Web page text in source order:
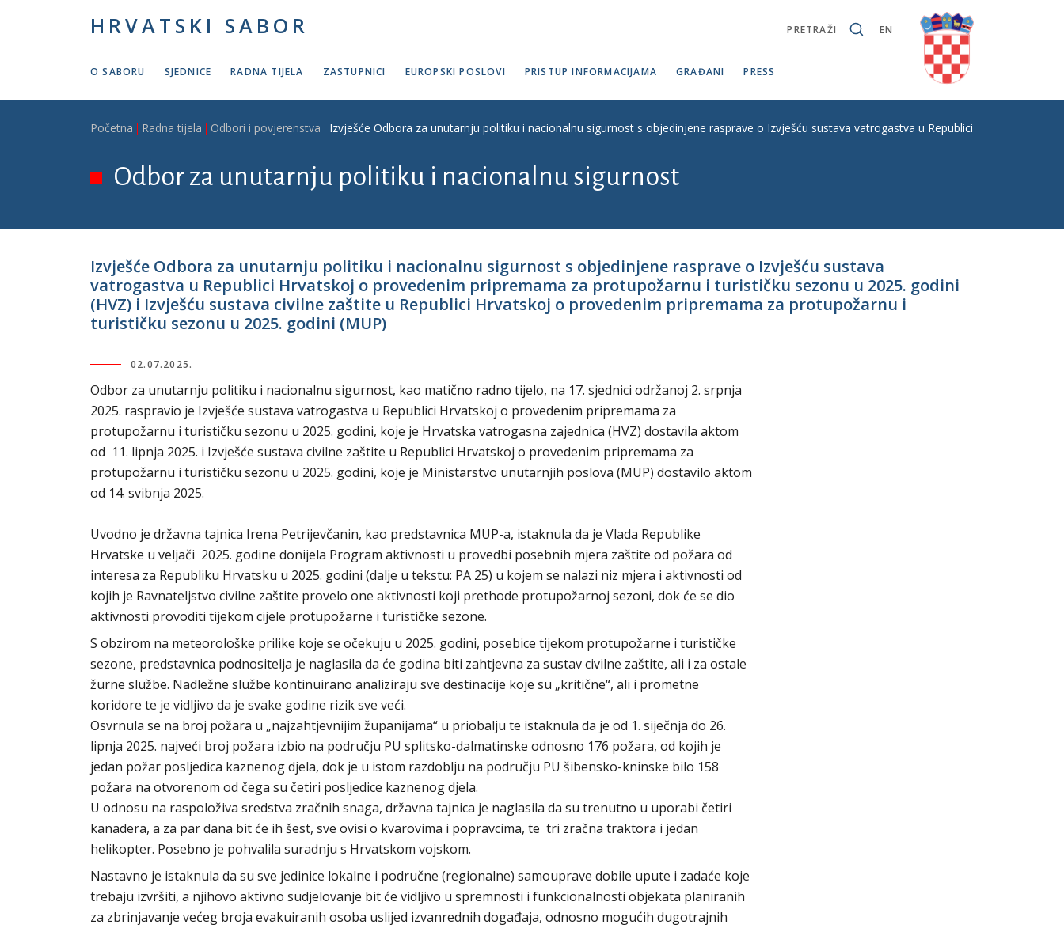
HRVATSKI SABOR EN
PRETRAŽI
O SABORU SJEDNICE RADNA TIJELA ZASTUPNICI EUROPSKI POSLOVI PRISTUP INFORMACIJAMA GRAĐANI PRESS
Breadcrumb
Početna Radna tijela Odbori i povjerenstva Izvješće Odbora za unutarnju politiku i nacionalnu sigurnost s objedinjene rasprave o Izvješću sustava vatrogastva u Republici Hrvatskoj o
Odbor za unutarnju politiku i nacionalnu sigurnost
Izvješće Odbora za unutarnju politiku i nacionalnu sigurnost s objedinjene rasprave o Izvješću sustava
vatrogastva u Republici Hrvatskoj o provedenim pripremama za protupožarnu i turističku sezonu u 2025. godini
(HVZ) i Izvješću sustava civilne zaštite u Republici Hrvatskoj o provedenim pripremama za protupožarnu i
turističku sezonu u 2025. godini (MUP)
02.07.2025.
Odbor za unutarnju politiku i nacionalnu sigurnost, kao matično radno tijelo, na 17. sjednici održanoj 2. srpnja
2025. raspravio je Izvješće sustava vatrogastva u Republici Hrvatskoj o provedenim pripremama za
protupožarnu i turističku sezonu u 2025. godini, koje je Hrvatska vatrogasna zajednica (HVZ) dostavila aktom
od 11. lipnja 2025. i Izvješće sustava civilne zaštite u Republici Hrvatskoj o provedenim pripremama za
protupožarnu i turističku sezonu u 2025. godini, koje je Ministarstvo unutarnjih poslova (MUP) dostavilo aktom
od 14. svibnja 2025.
Uvodno je državna tajnica Irena Petrijevčanin, kao predstavnica MUP-a, istaknula da je Vlada Republike
Hrvatske u veljači 2025. godine donijela Program aktivnosti u provedbi posebnih mjera zaštite od požara od
interesa za Republiku Hrvatsku u 2025. godini (dalje u tekstu: PA 25) u kojem se nalazi niz mjera i aktivnosti od
kojih je Ravnateljstvo civilne zaštite provelo one aktivnosti koji prethode protupožarnoj sezoni, dok će se dio
aktivnosti provoditi tijekom cijele protupožarne i turističke sezone.
S obzirom na meteorološke prilike koje se očekuju u 2025. godini, posebice tijekom protupožarne i turističke
sezone, predstavnica podnositelja je naglasila da će godina biti zahtjevna za sustav civilne zaštite, ali i za ostale
žurne službe. Nadležne službe kontinuirano analiziraju sve destinacije koje su „kritične“, ali i prometne
koridore te je vidljivo da je svake godine rizik sve veći.
Osvrnula se na broj požara u „najzahtjevnijim županijama“ u priobalju te istaknula da je od 1. siječnja do 26.
lipnja 2025. najveći broj požara izbio na području PU splitsko-dalmatinske odnosno 176 požara, od kojih je
jedan požar posljedica kaznenog djela, dok je u istom razdoblju na području PU šibensko-kninske bilo 158
požara na otvorenom od čega su četiri posljedice kaznenog djela.
U odnosu na raspoloživa sredstva zračnih snaga, državna tajnica je naglasila da su trenutno u uporabi četiri
kanadera, a za par dana bit će ih šest, sve ovisi o kvarovima i popravcima, te tri zračna traktora i jedan
helikopter. Posebno je pohvalila suradnju s Hrvatskom vojskom.
Nastavno je istaknula da su sve jedinice lokalne i područne (regionalne) samouprave dobile upute i zadaće koje
trebaju izvršiti, a njihovo aktivno sudjelovanje bit će vidljivo u spremnosti i funkcionalnosti objekata planiranih
za zbrinjavanje većeg broja evakuiranih osoba uslijed izvanrednih događaja, odnosno mogućih dugotrajnih